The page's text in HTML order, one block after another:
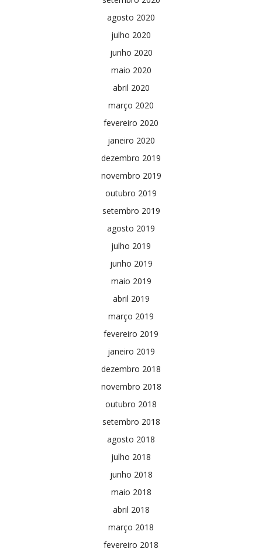
agosto 2020
julho 2020
junho 2020
maio 2020
abril 2020
março 2020
fevereiro 2020
janeiro 2020
dezembro 2019
novembro 2019
outubro 2019
setembro 2019
agosto 2019
julho 2019
junho 2019
maio 2019
abril 2019
março 2019
fevereiro 2019
janeiro 2019
dezembro 2018
novembro 2018
outubro 2018
setembro 2018
agosto 2018
julho 2018
junho 2018
maio 2018
abril 2018
março 2018
fevereiro 2018